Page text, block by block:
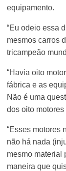
equipamento.
“Eu odeio essa
mesmos carros
tricampeão
“Havia oito
fábrica e as
Não é uma
dos oito motores
“Esses motores
não há nada
mesmo material
maneira que